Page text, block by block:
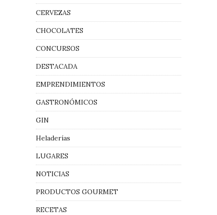
CERVEZAS
CHOCOLATES
CONCURSOS
DESTACADA
EMPRENDIMIENTOS
GASTRONÓMICOS
GIN
Heladerías
LUGARES
NOTICIAS
PRODUCTOS GOURMET
RECETAS